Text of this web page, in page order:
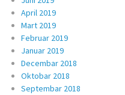
April 2019
Mart 2019
Februar 2019
Januar 2019
Decembar 2018
Oktobar 2018
Septembar 2018